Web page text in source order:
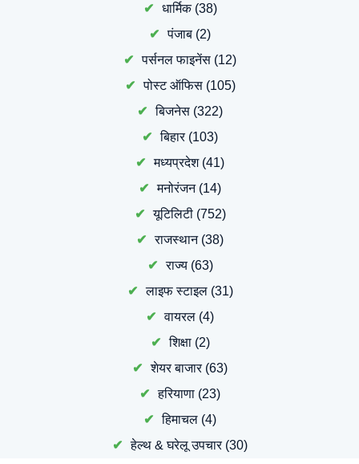
धार्मिक(38)
पंजाब (2)
पर्सनल फाइनेंस (12)
पोस्ट ऑफिस(105)
बिजनेस (322)
बिहार(103)
मध्यप्रदेश(41)
मनोरंजन(14)
यूटिलिटी(752)
राजस्थान(38)
राज्य(63)
लाइफ स्टाइल(31)
वायरल (4)
शिक्षा(2)
शेयर बाजार(63)
हरियाणा (23)
हिमाचल (4)
हेल्थ & घरेलू उपचार(30)